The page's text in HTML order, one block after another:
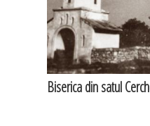
Biserica din satul